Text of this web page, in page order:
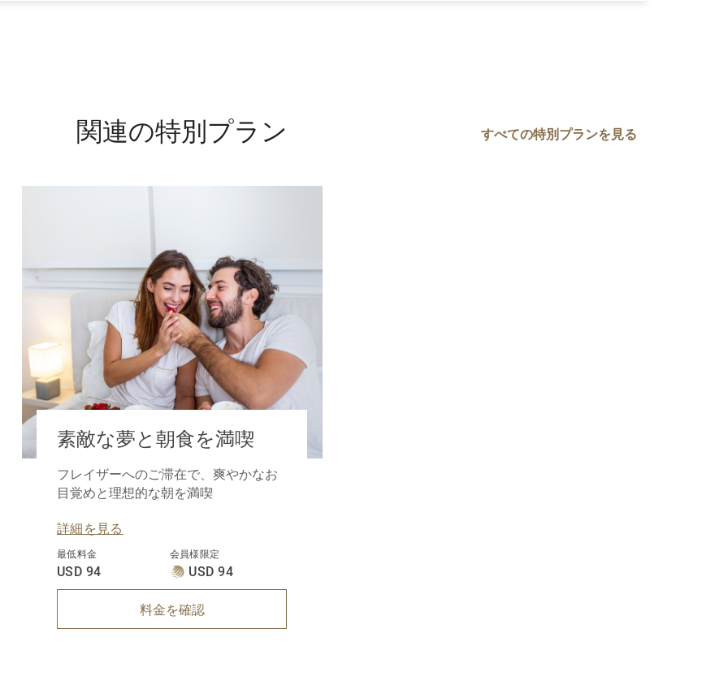
関連の特別プラン すべての特別プランを見る
素敵な夢と朝食を満喫
フレイザーへのご滞在で、爽やかなお
目覚めと理想的な朝を満喫
詳細を見る
最低料金
USD 94
会員様限定
USD 94
料金を確認